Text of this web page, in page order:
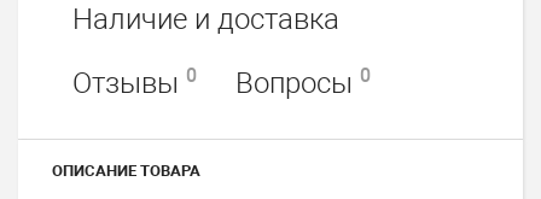
Наличие и доставка
Отзывы 0 Вопросы 0
ОПИСАНИЕ ТОВАРА